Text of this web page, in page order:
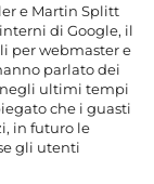
e Martin Splitt
di Google, il
per webmaster e
parlato dei
negli ultimi tempi
che i guasti
in futuro le
gli utenti